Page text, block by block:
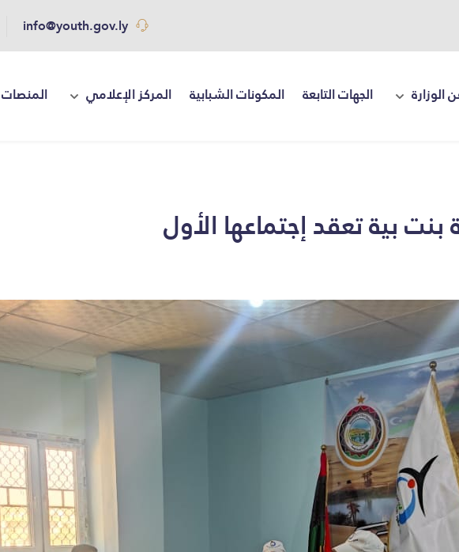
info@youth.gov.ly
الوزارة الجهات التابعة المكونات الشبابية المركز الإعلامي
بية تعقد إجتماعها الأول